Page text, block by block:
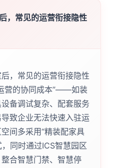
，常见的运营衔接隐性
，常见的运营衔接隐性
营的协同成本”——如装
备调试复杂、配套服务
致企业无法快速入驻运
间多采用“精装配家具
同时通过ICS智慧园区
合智慧门禁、智慧停